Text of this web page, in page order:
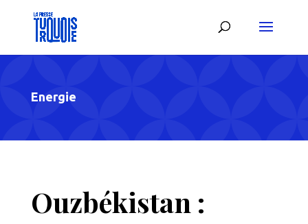
Energie
Ouzbékistan :